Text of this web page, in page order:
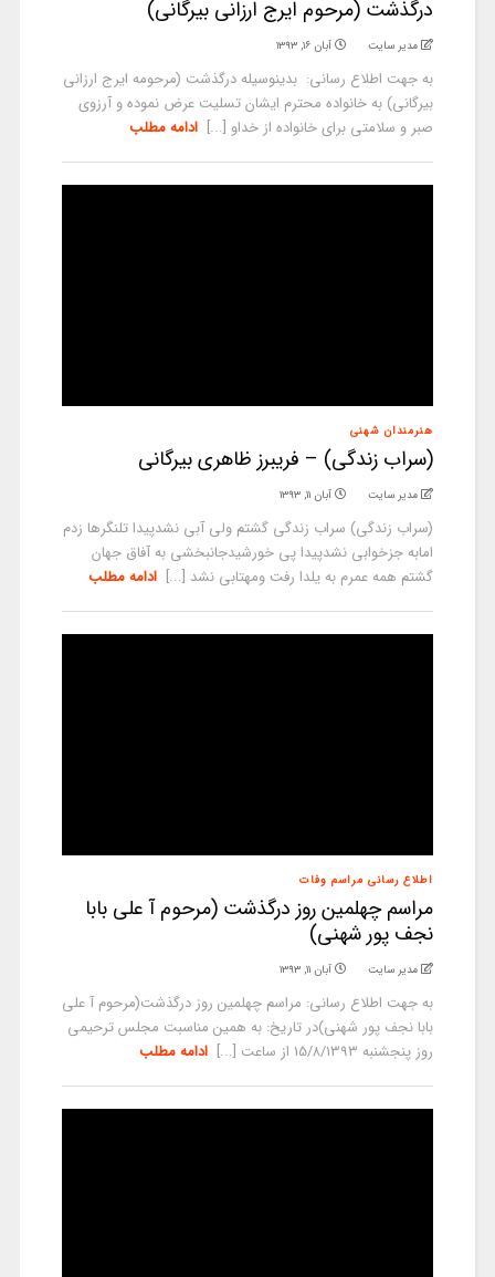
درگذشت (مرحوم ایرج ارزانی بیرگانی)
مدیر سایت آبان ۱۶, ۱۳۹۳
به جهت اطلاع رسانی: بدینوسیله درگذشت (مرحومه ایرج ارزانی
بیرگانی) به خانواده محترم ایشان تسلیت عرض نموده و آرزوی
صبر و سلامتی برای خانواده از خداو [...] ادامه مطلب
هنرمندان شهنی
(سراب زندگی) – فریبرز ظاهری بیرگانی
مدیر سایت آبان ۱۱, ۱۳۹۳
(سراب زندگی) سراب زندگی گشتم ولی آبی نشدپیدا تلنگرها زدم
امابه جزخوابی نشدپیدا پی خورشیدجانبخشی به آفاق جهان
گشتم همه عمرم به یلدا رفت ومهتابی نشد [...] ادامه مطلب
اطلاع رسانی مراسم وفات
مراسم چهلمین روز درگذشت (مرحوم آ علی بابا
نجف پور شهنی)
مدیر سایت آبان ۱۱, ۱۳۹۳
به جهت اطلاع رسانی: مراسم چهلمین روز درگذشت(مرحوم آ علی
بابا نجف پور شهنی)در تاریخ: به همین مناسبت مجلس ترحیمی
روز پنجشنبه 15/۸/۱۳۹۳ از ساعت [...]
ادامه مطلب